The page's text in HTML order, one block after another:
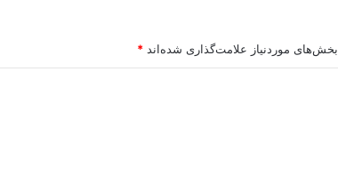
بخش‌های موردنیاز علامت‌گذاری شده‌اند *